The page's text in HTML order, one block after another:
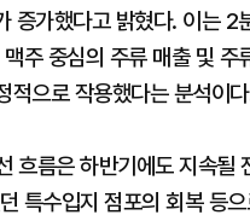
가했다고 밝혔다. 이는 2
주 중심의 주류 매출 및
적으로 작용했다는 분석이
흐름은 하반기에도 지속될
특수입지 점포의 회복 등